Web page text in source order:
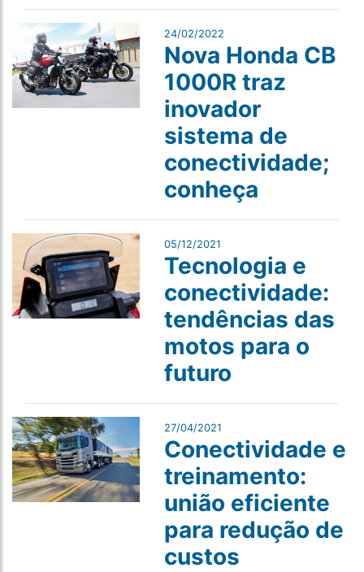
24/02/2022
Nova Honda CB
1000R traz
inovador
sistema de
conectividade;
conheça
05/12/2021
Tecnologia e
conectividade:
tendências das
motos para o
futuro
27/04/2021
Conectividade e
treinamento:
união eficiente
para redução de
custos